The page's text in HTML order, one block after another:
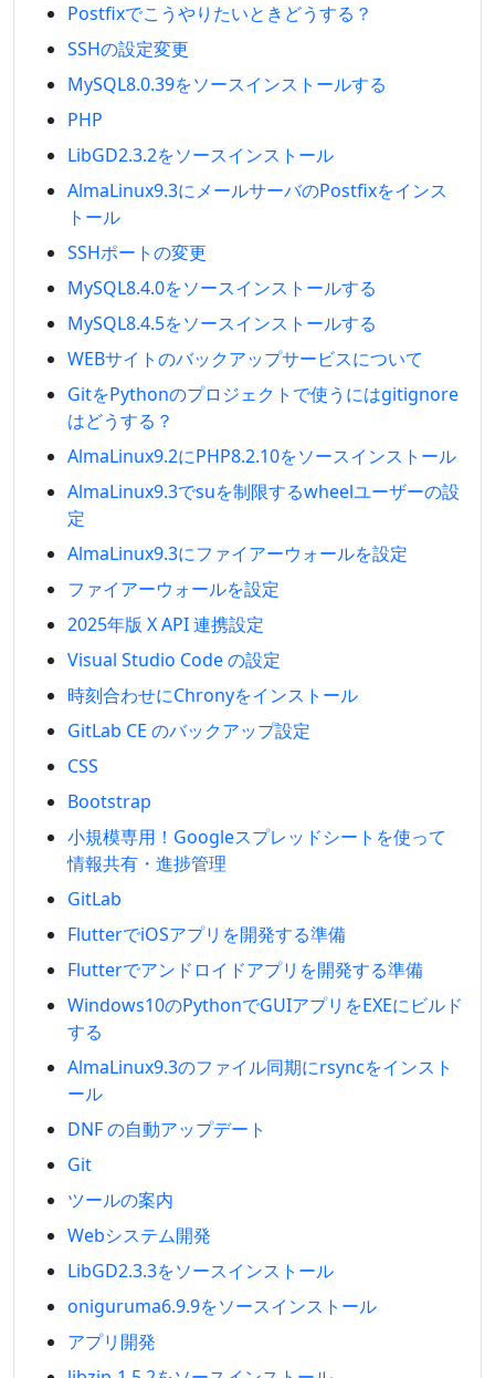
Postfixでこうやりたいときどうする？
SSHの設定変更
MySQL8.0.39をソースインストールする
PHP
LibGD2.3.2をソースインストール
AlmaLinux9.3にメールサーバのPostfixをインス
トール
SSHポートの変更
MySQL8.4.0をソースインストールする
MySQL8.4.5をソースインストールする
WEBサイトのバックアップサービスについて
GitをPythonのプロジェクトで使うにはgitignore
はどうする？
AlmaLinux9.2にPHP8.2.10をソースインストール
AlmaLinux9.3でsuを制限するwheelユーザーの設
定
AlmaLinux9.3にファイアーウォールを設定
ファイアーウォールを設定
2025年版 X API 連携設定
Visual Studio Code の設定
時刻合わせにChronyをインストール
GitLab CE のバックアップ設定
CSS
Bootstrap
小規模専用！Googleスプレッドシートを使って
情報共有・進捗管理
GitLab
FlutterでiOSアプリを開発する準備
Flutterでアンドロイドアプリを開発する準備
Windows10のPythonでGUIアプリをEXEにビルド
する
AlmaLinux9.3のファイル同期にrsyncをインスト
ール
DNF の自動アップデート
Git
ツールの案内
Webシステム開発
LibGD2.3.3をソースインストール
oniguruma6.9.9をソースインストール
アプリ開発